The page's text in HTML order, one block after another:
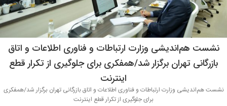
نشست هم‌اندیشی وزارت ارتباطات و فناوری اطلاعات و اتاق
بازرگانی تهران برگزار شد/همفکری برای جلوگیری از تکرار قطع
اینترنت
نشست هم‌اندیشی وزارت ارتباطات و فناوری اطلاعات و اتاق بازرگانی تهران برگزار شد/همفکری
برای جلوگیری از تکرار قطع اینترنت